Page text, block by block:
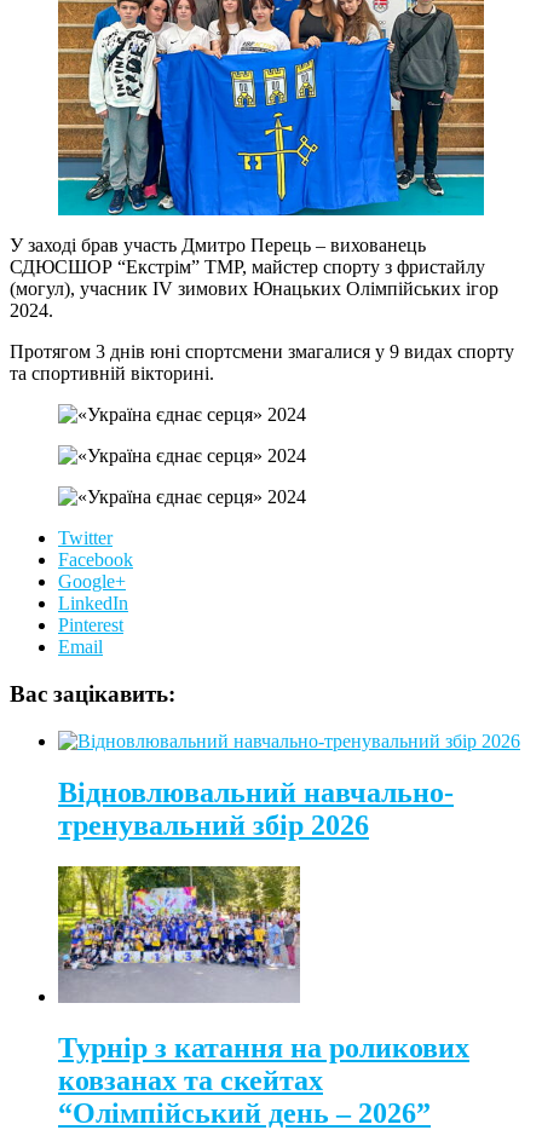
У заході брав участь Дмитро Перець – вихованець
СДЮСШОР “Екстрім” ТМР, майстер спорту з фристайлу
(могул), учасник IV зимових Юнацьких Олімпійських ігор
2024.
Протягом 3 днів юні спортсмени змагалися у 9 видах спорту
та спортивній вікторині.
Twitter
Facebook
Google+
LinkedIn
Pinterest
Email
Вас зацікавить:
Відновлювальний навчально-
тренувальний збір 2026
Турнір з катання на роликових
ковзанах та скейтах
“Олімпійський день – 2026”